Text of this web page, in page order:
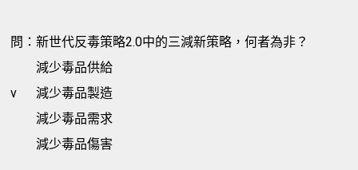
問：新世代反毒策略2.0中的三減新策略，何者為非？
減少毒品供給
v
減少毒品製造
減少毒品需求
減少毒品傷害